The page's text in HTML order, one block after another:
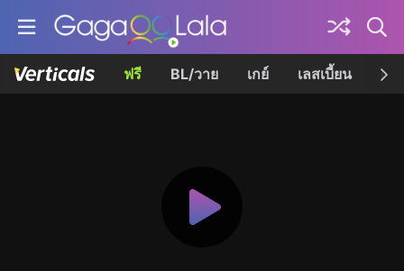
ฟรี BL/วาย เกย์ เลสเบี้ยน เค